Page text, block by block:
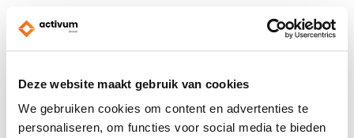
Deze website maakt gebruik van cookies
We gebruiken cookies om content en advertenties te
personaliseren, om functies voor social media te bieden